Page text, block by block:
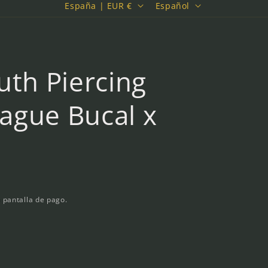
/
e
n
España | EUR € Español
Piercing
Bucal x
de pago.